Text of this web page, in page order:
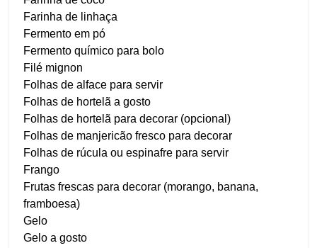
Farinha de linhaça
Fermento em pó
Fermento químico para bolo
Filé mignon
Folhas de alface para servir
Folhas de hortelã a gosto
Folhas de hortelã para decorar (opcional)
Folhas de manjericão fresco para decorar
Folhas de rúcula ou espinafre para servir
Frango
Frutas frescas para decorar (morango, banana,
framboesa)
Gelo
Gelo a gosto